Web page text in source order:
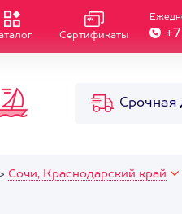
Сертификаты
Срочная
Сочи, Краснодарский край